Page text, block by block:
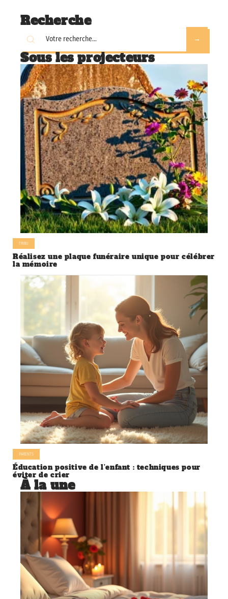
Recherche
Sous les projecteurs
TRIBU
Réalisez une plaque funéraire unique pour célébrer
la mémoire
PARENTS
Éducation positive de l’enfant : techniques pour
éviter de crier
À la une